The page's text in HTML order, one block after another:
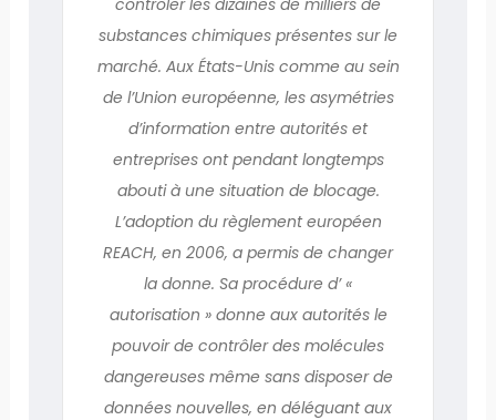
substances chimiques présentes sur le
marché. Aux États-Unis comme au sein
de l’Union européenne, les asymétries
d’information entre autorités et
entreprises ont pendant longtemps
abouti à une situation de blocage.
L’adoption du règlement européen
REACH, en 2006, a permis de changer
la donne. Sa procédure d’ «
autorisation » donne aux autorités le
pouvoir de contrôler des molécules
dangereuses même sans disposer de
données nouvelles, en déléguant aux